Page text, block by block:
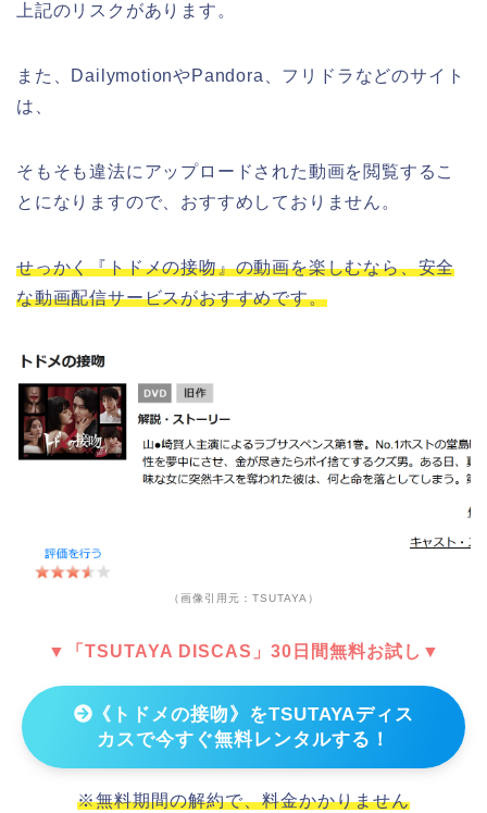
上記のリスクがあります。
また、DailymotionやPandora、フリドラなどのサイト
は、
そもそも違法にアップロードされた動画を閲覧するこ
とになりますので、おすすめしておりません。
せっかく『トドメの接吻』の動画を楽しむなら、安全
な動画配信サービスがおすすめです。
（画像引用元：TSUTAYA）
▼「TSUTAYA DISCAS」30日間無料お試し▼
《トドメの接吻》をTSUTAYAディス
カスで今すぐ無料レンタルする！
※無料期間の解約で、料金かかりません